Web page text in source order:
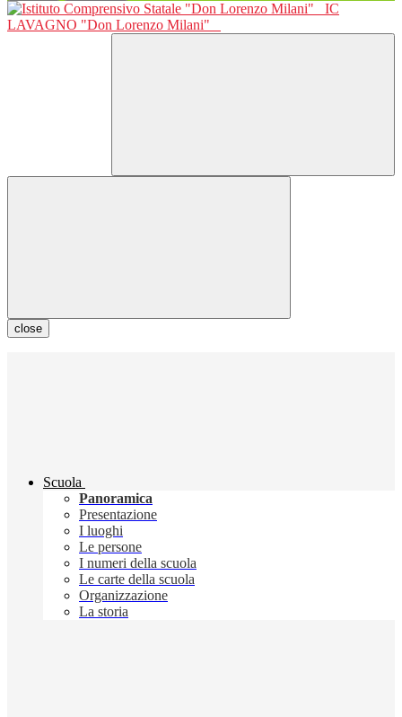
IC
LAVAGNO "Don Lorenzo Milani"
close
Scuola
Panoramica
Presentazione
I luoghi
Le persone
I numeri della scuola
Le carte della scuola
Organizzazione
La storia